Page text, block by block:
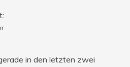
in den letzten zwei